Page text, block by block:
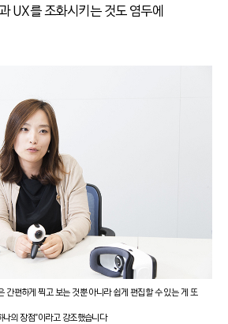
UX를 조화시키는 것도 염두에
편하게 찍고 보는 것뿐 아니라 쉽게 편집할 수 있는 게 또
나의 장점"이라고 강조했습니다